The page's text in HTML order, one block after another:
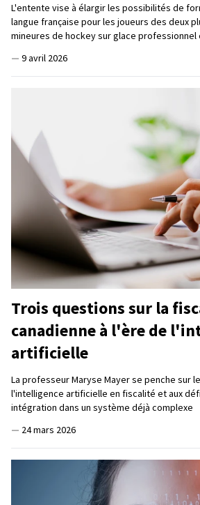
L'entente vise à élargir les possibilités de
langue française pour les joueurs des deux
mineures de hockey sur glace professionnel
— 9 avril 2026
Trois questions sur la
canadienne à l'ère de
artificielle
La professeur Maryse Mayer se penche sur
l'intelligence artificielle en fiscalité et aux
intégration dans un système déjà complexe
— 24 mars 2026